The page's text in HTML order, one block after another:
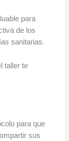
para
de los
sanitarias.
taller te
para que
sus